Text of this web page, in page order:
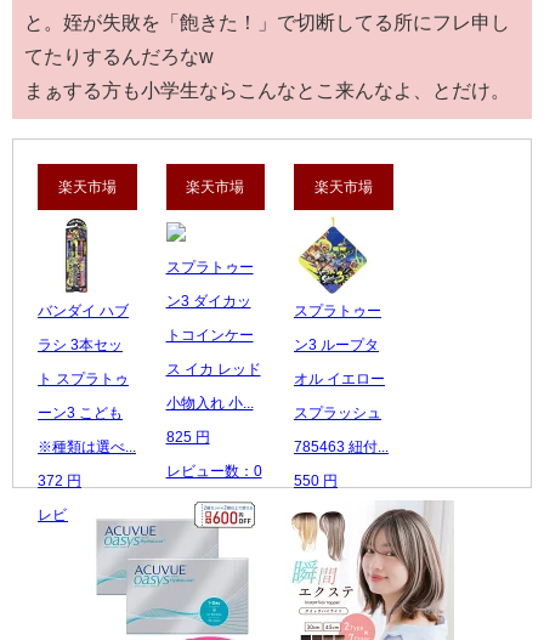
と。姪が失敗を「飽きた！」で切断してる所にフレ申し
てたりするんだろなw
まぁする方も小学生ならこんなとこ来んなよ、とだけ。
楽天市場
バンダイ ハブ
ラシ 3本セッ
ト スプラトゥ
ーン3 こども
※種類は選べ...
372 円
レビュー数：0
楽天市場
スプラトゥー
ン3 ダイカッ
トコインケー
ス イカ レッド
小物入れ 小...
825 円
レビュー数：0
楽天市場
スプラトゥー
ン3 ループタ
オル イエロー
スプラッシュ
785463 紐付...
550 円
レビュー数：0